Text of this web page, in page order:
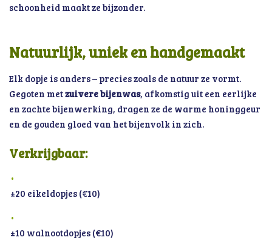
schoonheid maakt ze bijzonder.
Natuurlijk, uniek en handgemaakt
Elk dopje is anders – precies zoals de natuur ze vormt.
Gegoten metzuivere bijenwas, afkomstig uit een eerlijke
en zachte bijenwerking, dragen ze de warme honinggeur
en de gouden gloed van het bijenvolk in zich.
Verkrijgbaar:
±20 eikeldopjes (€10)
±10 walnootdopjes (€10)